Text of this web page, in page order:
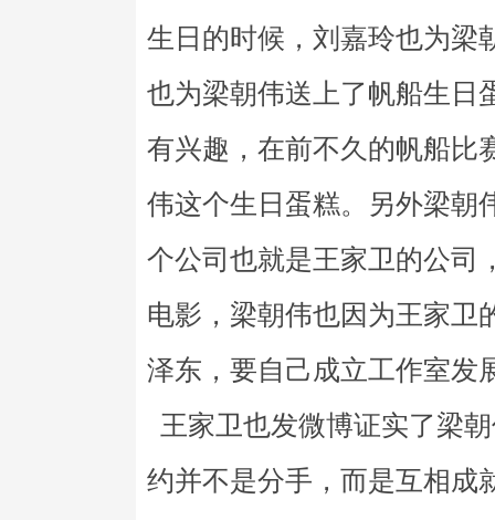
生日的时候，刘嘉玲也为梁
也为梁朝伟送上了帆船生日
有兴趣，在前不久的帆船比
伟这个生日蛋糕。另外梁朝
个公司也就是王家卫的公司
电影，梁朝伟也因为王家卫
泽东，要自己成立工作室发
王家卫也发微博证实了梁
约并不是分手，而是互相成